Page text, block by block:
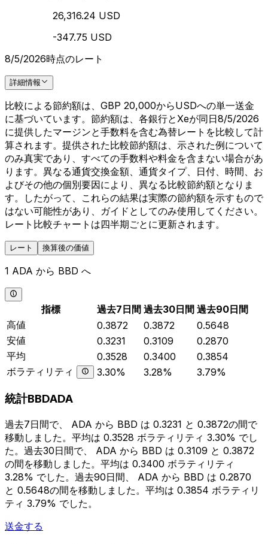
26,316.24 USD
-347.75 USD
8/5/2026時点のレート
詳細情報
比較による節約額は、GBP 20,000からUSDへの単一送金
に基づいています。節約額は、各銀行とXeが同日8/5/2026
に提供したマージンと手数料を含む為替レートを比較して計
算されます。提供された比較節約額は、示された例について
のみ真実であり、すべての手数料や料金を含まない場合があ
ります。異なる通貨交換金額、通貨タイプ、日付、時間、お
よびその他の個別要因により、異なる比較節約額となりま
す。したがって、これらの結果は実際の節約額を示すもので
はない可能性があり、ガイドとしてのみ使用してください。
レート比較チャートは四半期ごとに更新されます。
レート 換算後の価値
1 ADA から BBD へ
指標 過去7日間 過去30日間 過去90日間
高値
0.3872 0.3872
0.5648
安値
0.3231 0.3109
0.2870
平均
0.3528 0.3400
0.3854
ボラティリティ
3.30% 3.28% 3.79%
統計BBDADA
過去7日間で、 ADA から BBD は 0.3231 と 0.3872の間で
移動しました。平均は 0.3528 ボラティリティ 3.30% でし
た。過去30日間で、 ADA から BBD は 0.3109 と 0.3872
の間を移動しました。平均は 0.3400 ボラティリティ
3.28% でした。過去90日間、 ADA から BBD は 0.2870
と 0.5648の間を移動しました。平均は 0.3854 ボラティリ
ティ 3.79% でした。
送金する